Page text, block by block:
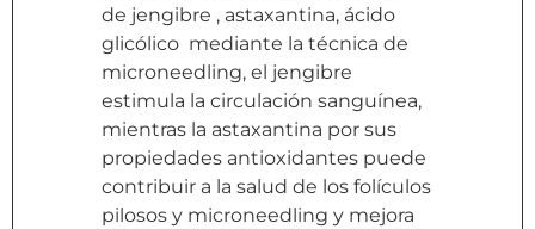
de jengibre , astaxantina, ácido
glicólico mediante la técnica de
microneedling, el jengibre
estimula la circulación sanguínea,
mientras la astaxantina por sus
propiedades antioxidantes puede
contribuir a la salud de los folículos
pilosos y microneedling y mejora